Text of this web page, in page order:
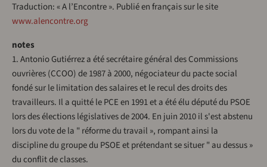
Traduction: « A l’Encontre ». Publié en français sur le site
www.alencontre.org
notes
1. Antonio Gutiérrez a été secrétaire général des Commissions
ouvrières (CCOO) de 1987 à 2000, négociateur du pacte social
fondé sur le limitation des salaires et le recul des droits des
travailleurs. Il a quitté le PCE en 1991 et a été élu député du PSOE
lors des élections législatives de 2004. En juin 2010 il s'est abstenu
lors du vote de la " réforme du travail », rompant ainsi la
discipline du groupe du PSOE et prétendant se situer " au dessus »
du conflit de classes.